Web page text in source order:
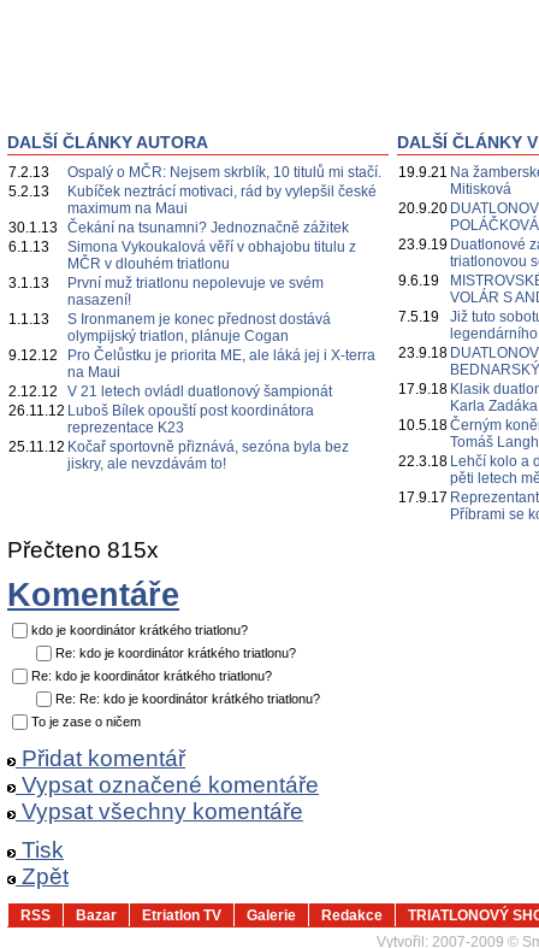
DALŠÍ ČLÁNKY AUTORA
7.2.13
Ospalý o MČR: Nejsem skrblík, 10 titulů mi stačí.
5.2.13
Kubíček neztrácí motivaci, rád by vylepšil české
maximum na Maui
30.1.13 Čekání na tsunamni? Jednoznačně zážitek
6.1.13
Simona Vykoukalová věří v obhajobu titulu z
MČR v dlouhém triatlonu
3.1.13
První muž triatlonu nepolevuje ve svém
nasazení!
1.1.13
S Ironmanem je konec přednost dostává
olympijský triatlon, plánuje Cogan
9.12.12
Pro Čelůstku je priorita ME, ale láká jej i X-terra
na Maui
2.12.12
V 21 letech ovládl duatlonový šampionát
26.11.12 Luboš Bílek opouští post koordinátora
reprezentace K23
25.11.12 Kočař sportovně přiznává, sezóna byla bez
jiskry, ale nevzdávám to!
DALŠÍ ČLÁNKY
19.9.21 Na
Mitisková
20.9.20
23.9.19 Duatlonové
triatlonovou
9.6.19
VOLÁR S
7.5.19
Již tuto
23.9.18
17.9.18 Klasik
Karla Zadáka
10.5.18Černým
Tomáš
22.3.18 Lehčí kolo a
pěti letech
17.9.17
Příbrami se
Přečteno 815x
Komentáře
kdo je koordinátor krátkého triatlonu?
Re: kdo je koordinátor krátkého triatlonu?
Re: kdo je koordinátor krátkého triatlonu?
Re: Re: kdo je koordinátor krátkého triatlonu?
To je zase o ničem
Přidat komentář
Vypsat označené komentáře
Vypsat všechny komentáře
Tisk
Zpět
RSS Bazar Etriatlon TV Galerie Redakce
TRIATLONOVÝ
Vytvořil: 2007-2009 ©